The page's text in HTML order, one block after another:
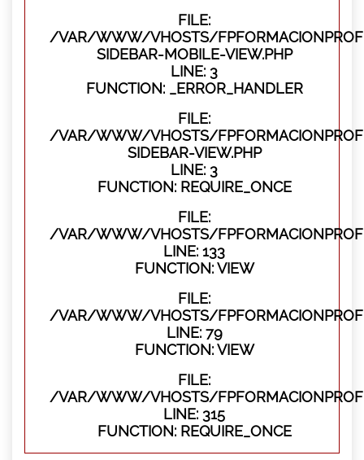
FILE:
/VAR/WWW/VHOSTS/
SIDEBAR-MOBILE-VIEW.PHP
LINE: 3
FUNCTION: _ERROR_HANDLER
FILE:
/VAR/WWW/VHOSTS/
SIDEBAR-VIEW.PHP
LINE: 3
FUNCTION: REQUIRE_ONCE
FILE:
/VAR/WWW/VHOSTS/
LINE: 133
FUNCTION: VIEW
FILE:
/VAR/WWW/VHOSTS/
LINE: 79
FUNCTION: VIEW
FILE:
/VAR/WWW/VHOSTS/
LINE: 315
FUNCTION: REQUIRE_ONCE